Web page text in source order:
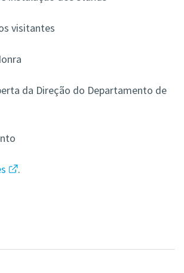
visitantes
da Direção do Departamento de
.